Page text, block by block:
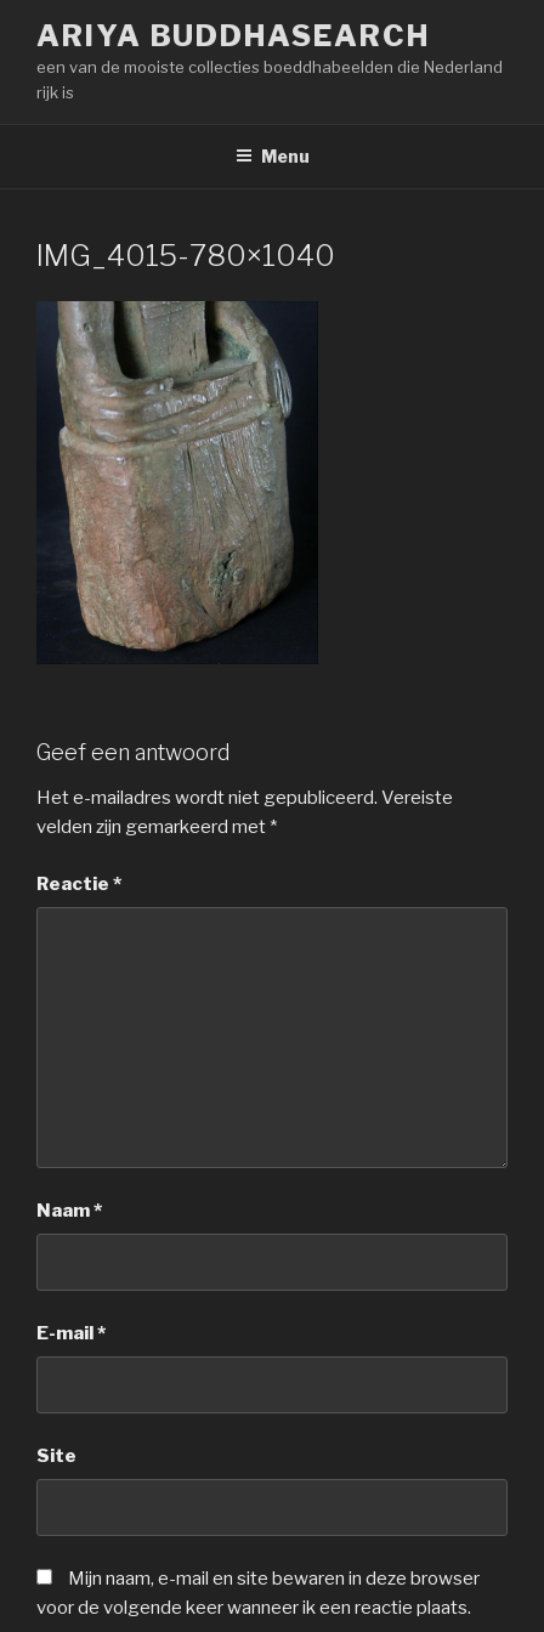
inhoud
springen
ARIYA BUDDHASEARCH
een van de mooiste collecties boeddhabeelden die Nederland
rijk is
Menu
IMG_4015-780×1040
Geef een antwoord
Het e-mailadres wordt niet gepubliceerd. Vereiste
velden zijn gemarkeerd met *
Reactie *
Naam*
E-mail*
Site
Mijn naam, e-mail en site bewaren in deze browser
voor de volgende keer wanneer ik een reactie plaats.